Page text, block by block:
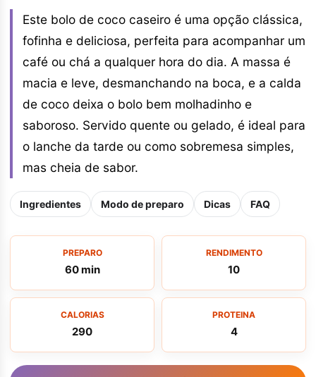
Este bolo de coco caseiro é uma opção clássica,
fofinha e deliciosa, perfeita para acompanhar um
café ou chá a qualquer hora do dia. A massa é
macia e leve, desmanchando na boca, e a calda
de coco deixa o bolo bem molhadinho e
saboroso. Servido quente ou gelado, é ideal para
o lanche da tarde ou como sobremesa simples,
mas cheia de sabor.
Ingredientes Modo de preparo Dicas FAQ
PREPARO
60 min
RENDIMENTO
10
CALORIAS
290
PROTEINA
4